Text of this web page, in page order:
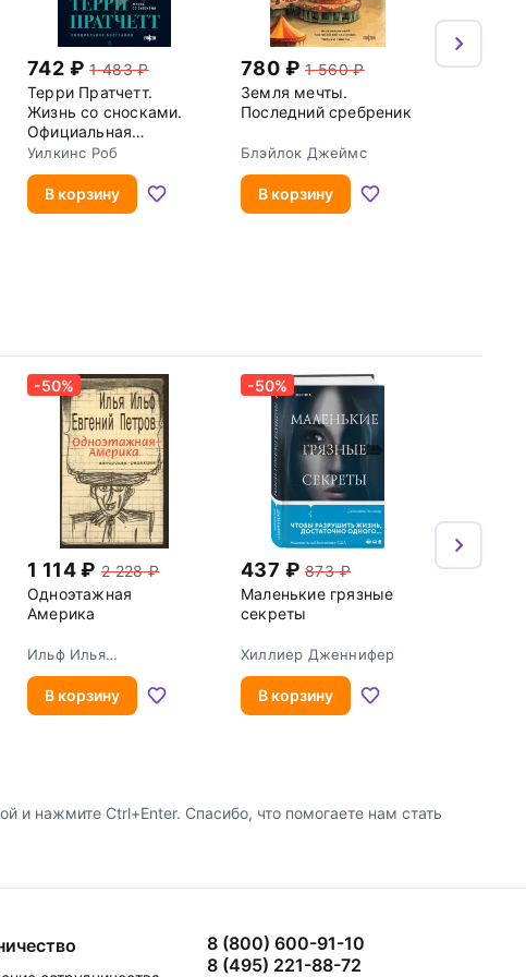
742
1 483
Терри Пратчетт.
Жизнь со сносками.
Официальная
биография
Уилкинс Роб
В корзину
780
1 560
Земля мечты.
Последний сребреник
Блэйлок Джеймс
В корзину
-50%
1 114
2 228
Одноэтажная
Америка
Ильф Илья
В корзину
-50%
437
873
Маленькие грязные
секреты
Хиллиер Дженнифер
В корзину
нажмите Ctrl+Enter. Спасибо, что помогаете нам стать
8 (800) 600-91-10
8 (495) 221-88-72